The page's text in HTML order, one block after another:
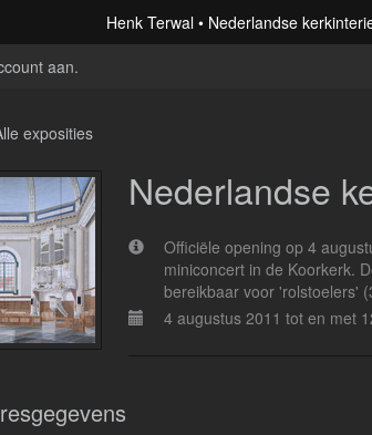
Henk Terwal
Nederlandse
aan.
exposities
Nederlandse
Officiële opening op 4
miniconcert in de Koorkerk.
bereikbaar voor 'rolstoelers'
4 augustus 2011 tot en met